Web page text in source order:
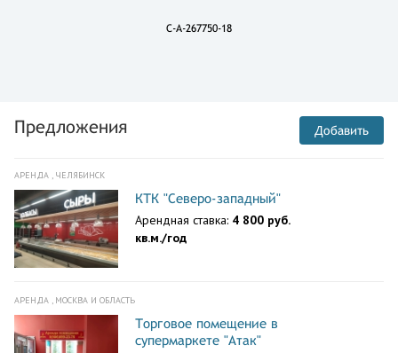
C-A-267750-18
Предложения Добавить
АРЕНДА , ЧЕЛЯБИНСК
КТК "Северо-западный"
Арендная ставка: 4 800 руб.
кв.м./год
АРЕНДА , МОСКВА И ОБЛАСТЬ
Торговое помещение в
супермаркете "Атак"